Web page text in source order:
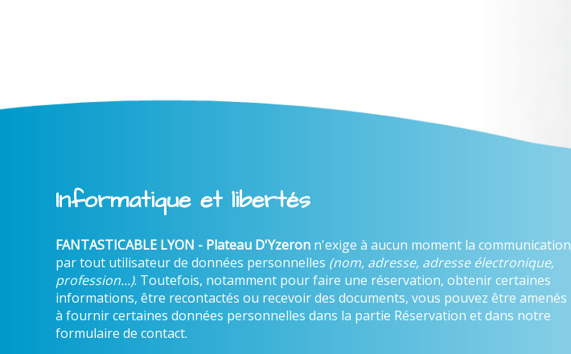
Informatique et libertés
FANTASTICABLE LYON - Plateau D'Yzeron n'exige à aucun moment la communication
par tout utilisateur de données personnelles (nom, adresse, adresse électronique,
profession...). Toutefois, notamment pour faire une réservation, obtenir certaines
informations, être recontactés ou recevoir des documents, vous pouvez être amenés
à fournir certaines données personnelles dans la partie Réservation et dans notre
formulaire de contact.